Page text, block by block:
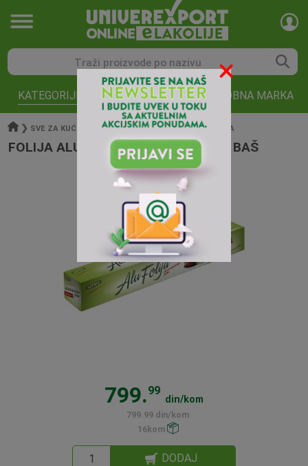
KATEGORIJE AKCIJE ROBNA MARKA
❯ SVE ZA KUĆU I V ❯FOLIJE KESE PA ❯FOLIJE KESE PA
FOLIJA ALUMINIJUMSKA 100M BAŠ BAŠ
799.99
din/kom
799.99 din/kom
16kom
DODAJ